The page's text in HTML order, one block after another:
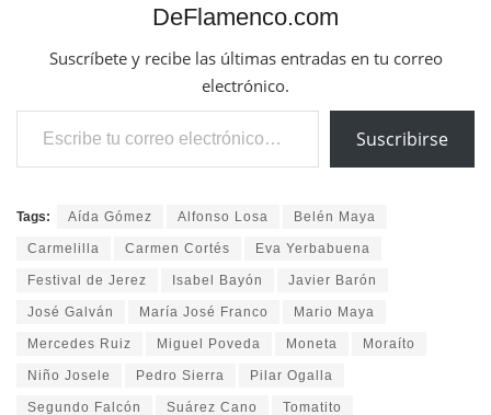
DeFlamenco.com
Suscríbete y recibe las últimas entradas en tu correo
electrónico.
Escribe tu correo electrónico…
Suscribirse
Tags: Aída Gómez Alfonso Losa Belén Maya
Carmelilla Carmen Cortés Eva Yerbabuena
Festival de Jerez Isabel Bayón Javier Barón
José Galván María José Franco Mario Maya
Mercedes Ruiz Miguel Poveda Moneta Moraíto
Niño Josele Pedro Sierra Pilar Ogalla
Segundo Falcón Suárez Cano Tomatito